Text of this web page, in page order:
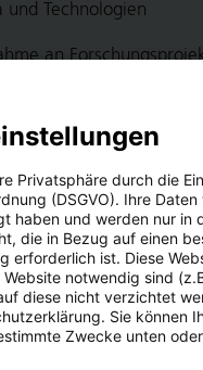
und Technologien
an
Chancen |
der
Privatsphäre durch die
(DSGVO). Ihre
haben und werden nur
die in Bezug auf einen
erforderlich ist. Diese
notwendig sind
diese nicht verzichtet
Sie können
Zwecke unten